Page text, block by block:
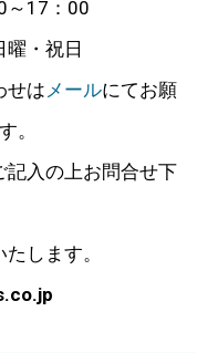
～17：00
曜・祝日
せは メールにてお願
。
記入の上お問合せ下
します。